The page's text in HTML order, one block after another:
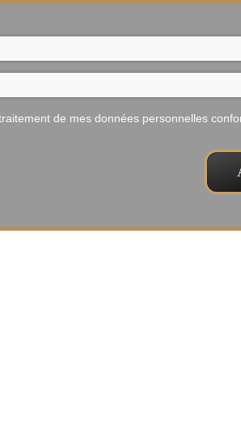
de mes données personnelles